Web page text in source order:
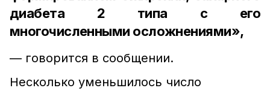
диабета 2 типа с его
многочисленными осложнениями»,
— говорится в сообщении.
Несколько уменьшилось число